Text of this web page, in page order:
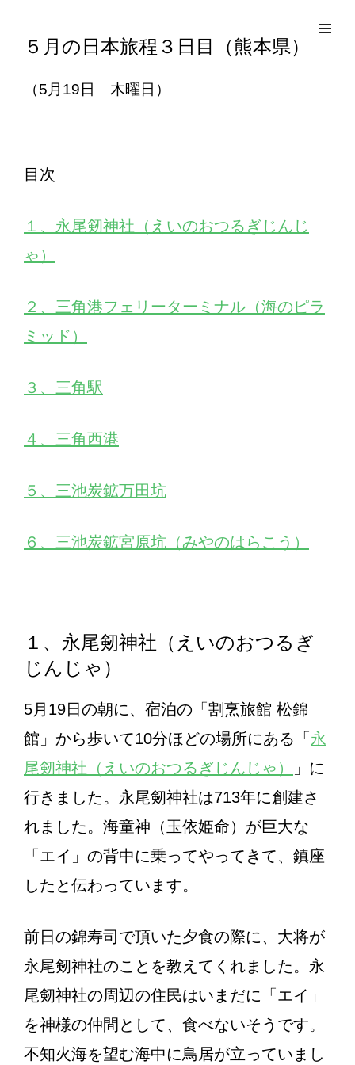
EDO KAGURA
Authentic Traditional Cultural Experiences
５月の日本旅程３日目（熊本県）
（5月19日 木曜日）
目次
１、永尾剱神社（えいのおつるぎじんじ
ゃ）
２、三角港フェリーターミナル（海のピラ
ミッド）
３、三角駅
４、三角西港
５、三池炭鉱万田坑
６、三池炭鉱宮原坑（みやのはらこう）
１、永尾剱神社（えいのおつるぎ
じんじゃ）
5月19日の朝に、宿泊の「割烹旅館 松錦
館」から歩いて10分ほどの場所にある「 永
尾剱神社（えいのおつるぎじんじゃ）
」に
行きました。永尾剱神社は713年に創建さ
れました。海童神（玉依姫命）が巨大な
「エイ」の背中に乗ってやってきて、鎮座
したと伝わっています。
前日の錦寿司で頂いた夕食の際に、大将が
永尾剱神社のことを教えてくれました。永
尾剱神社の周辺の住民はいまだに「エイ」
を神様の仲間として、食べないそうです。
不知火海を望む海中に鳥居が立っていまし